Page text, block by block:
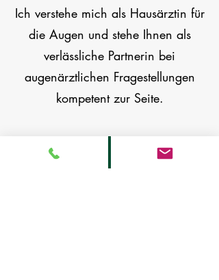
Ich verstehe mich als Hausärztin für
die Augen und stehe Ihnen als
verlässliche Partnerin bei
augenärztlichen Fragestellungen
kompetent zur Seite.